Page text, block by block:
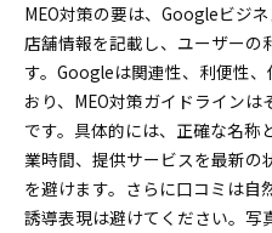
口コミを自然に増や
実践で差がつくプロフ
ザ
写真や動画や商品エ
フィールを作る
投稿タイプや頻度の
ターン
MEO対策の要は、Googleビジ
店舗情報を記載し、ユーザーの
す。Googleは関連性、利便性
おり、MEO対策ガイドライン
です。具体的には、正確な名称
業時間、提供サービスを最新の
を避けます。さらに口コミは自
誘導表現は避けてください。写